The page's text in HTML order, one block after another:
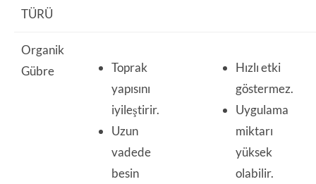
TÜRÜ
Organik
Gübre
Toprak
yapısını
iyileştirir.
Uzun
vadede
besin
Hızlı etki
göstermez.
Uygulama
miktarı
yüksek
olabilir.